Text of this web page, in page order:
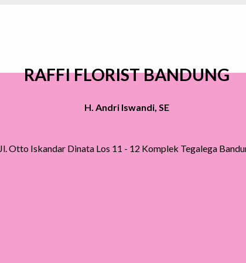
RAFFI FLORIST BANDUNG
H. Andri Iswandi, SE
Jl. Otto Iskandar Dinata Los 11 - 12 Komplek Tegalega